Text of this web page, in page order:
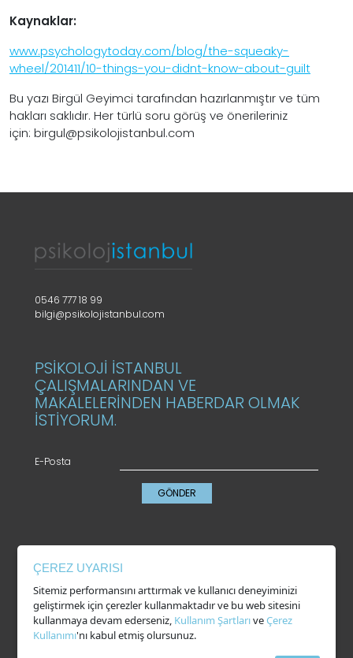
Kaynaklar:
www.psychologytoday.com/blog/the-squeaky-
wheel/201411/10-things-you-didnt-know-about-guilt
Bu yazı Birgül Geyimci tarafından hazırlanmıştır ve tüm
hakları saklıdır. Her türlü soru görüş ve önerileriniz
için: birgul@psikolojistanbul.com
0546 777 18 99
bilgi@psikolojistanbul.com
PSİKOLOJİ İSTANBUL
ÇALIŞMALARINDAN VE
MAKALELERİNDEN HABERDAR OLMAK
İSTİYORUM.
E-Posta
GÖNDER
Çerez Kullanımı
Kullanım Şartları
ÇEREZ UYARISI
Sitemiz performansını arttırmak ve kullanıcı deneyiminizi
geliştirmek için çerezler kullanmaktadır ve bu web sitesini
kullanmaya devam ederseniz, Kullanım ŞartlarıveÇerez
Kullanımı'nı kabul etmiş olursunuz.